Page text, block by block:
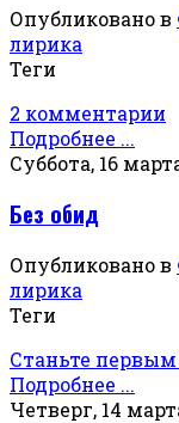
Опубликовано в
лирика
Теги
2 комментарии
Подробнее ...
Суббота, 16
Без обид
Опубликовано в
лирика
Теги
Станьте
Подробнее ...
Четверг, 14